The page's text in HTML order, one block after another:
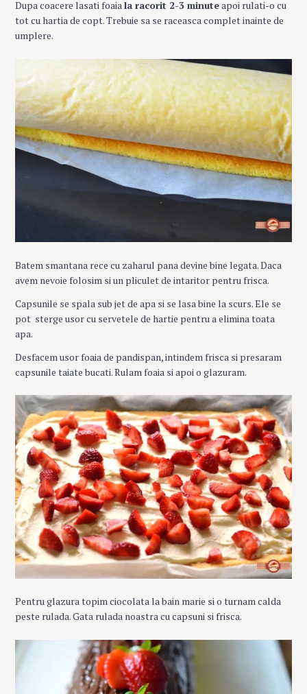
Dupa coacere lasati foaiala racorit 2-3 minuteapoi rulati-o cu
tot cu hartia de copt. Trebuie sa se raceasca complet inainte de
umplere.
Batem smantana rece cu zaharul pana devine bine legata. Daca
avem nevoie folosim si un pliculet de intaritor pentru frisca.
Capsunile se spala sub jet de apa si se lasa bine la scurs. Ele se
pot sterge usor cu servetele de hartie pentru a elimina toata
apa.
Desfacem usor foaia de pandispan, intindem frisca si presaram
capsunile taiate bucati. Rulam foaia si apoi o glazuram.
Pentru glazura topim ciocolata la bain marie si o turnam calda
peste rulada. Gata rulada noastra cu capsuni si frisca.